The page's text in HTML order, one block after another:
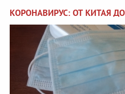
КОРОНАВИРУС: ОТ КИТАЯ